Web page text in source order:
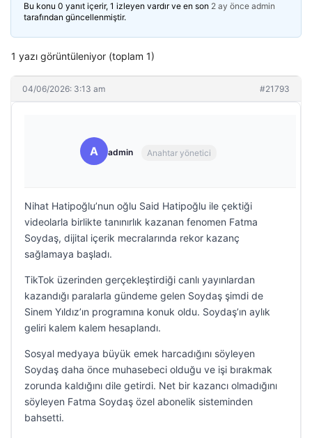
Bu konu 0 yanıt içerir, 1 izleyen vardır ve en son 2 ay önce admin
tarafından güncellenmiştir.
1 yazı görüntüleniyor (toplam 1)
04/06/2026: 3:13 am #21793
A admin Anahtar yönetici
Nihat Hatipoğlu’nun oğlu Said Hatipoğlu ile çektiği
videolarla birlikte tanınırlık kazanan fenomen Fatma
Soydaş, dijital içerik mecralarında rekor kazanç
sağlamaya başladı.
TikTok üzerinden gerçekleştirdiği canlı yayınlardan
kazandığı paralarla gündeme gelen Soydaş şimdi de
Sinem Yıldız’ın programına konuk oldu. Soydaş’ın aylık
geliri kalem kalem hesaplandı.
Sosyal medyaya büyük emek harcadığını söyleyen
Soydaş daha önce muhasebeci olduğu ve işi bırakmak
zorunda kaldığını dile getirdi. Net bir kazancı olmadığını
söyleyen Fatma Soydaş özel abonelik sisteminden
bahsetti.